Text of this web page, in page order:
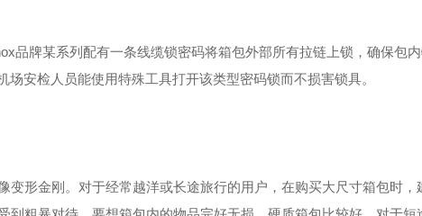
品牌某系列配有一条线缆锁密码将箱包外部所有拉链上锁，确保包
场安检人员能使用特殊工具打开该类型密码锁而不损害锁具。
金刚。对于经常越洋或长途旅行的用户，在购买大尺寸箱包时，